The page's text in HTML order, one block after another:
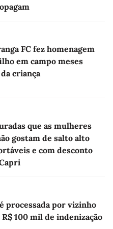
FC fez homenagem
em campo meses
criança
que as mulheres
gostam de salto alto
e com desconto
processada por vizinho
100 mil de indenização